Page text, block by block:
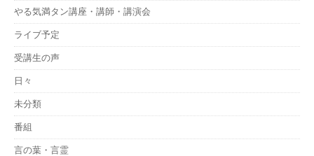
やる気満タン講座・講師・講演会
ライブ予定
受講生の声
日々
未分類
番組
言の葉・言霊